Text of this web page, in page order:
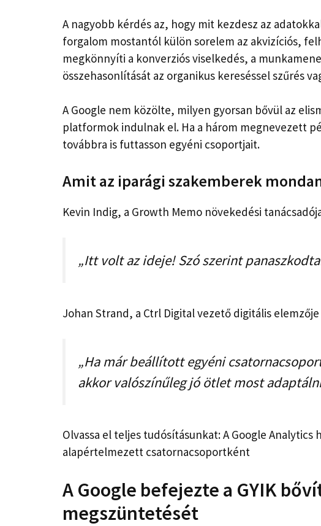
A nagyobb kérdés az, hogy mit kezdesz az
forgalom mostantól külön sorelem az akvizíciós,
megkönnyíti a konverziós viselkedés, a
összehasonlítását az organikus kereséssel szűrés
A Google nem közölte, milyen gyorsan bővül az
platformok indulnak el. Ha a három megnevezett
továbbra is futtasson egyéni csoportjait.
Amit az iparági szakemberek
Kevin Indig, a Growth Memo növekedési
„Itt volt az ideje! Szó szerint
Johan Strand, a Ctrl Digital vezető digitális
„Ha már beállított egyéni
akkor valószínűleg jó ötlet most
Olvassa el teljes tudósításunkat: A Google Analytics
alapértelmezett csatornacsoportként
A Google befejezte a GYIK
megszüntetését